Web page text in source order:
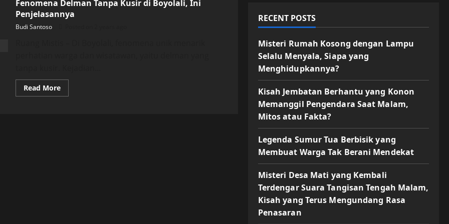
Fenomena Delman Tanpa Kusir di Boyolali, Ini
Penjelasannya
Budi Santoso
Read MoreRead
more
RECENT POSTS
Misteri Rumah Kosong dengan Lampu
Selalu Menyala, Siapa yang
Menghidupkannya?
Kisah Jembatan Berhantu yang Konon
Memanggil Pengendara Saat Malam,
Mitos atau Fakta?
Legenda Sumur Tua Berbisik yang
Membuat Warga Tak Berani Mendekat
Misteri Desa Mati yang Kembali
Terdengar Suara Tangisan Tengah Malam,
Kisah yang Terus Mengundang Rasa
Penasaran